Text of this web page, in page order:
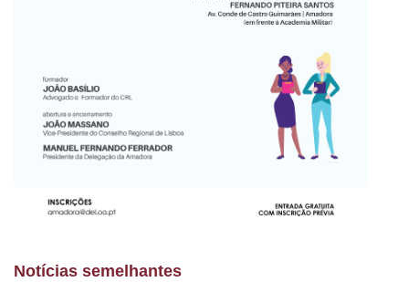
Notícias semelhantes